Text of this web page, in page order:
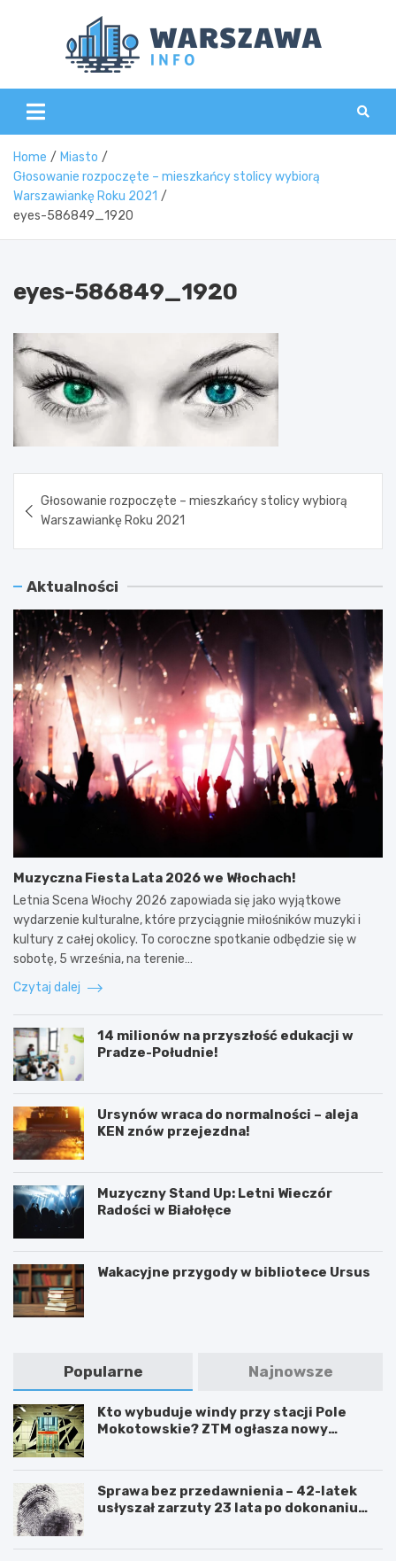
Home
Miasto
Głosowanie rozpoczęte – mieszkańcy stolicy wybiorą
Warszawiankę Roku 2021
eyes-586849_1920
eyes-586849_1920
wpisu
Głosowanie rozpoczęte – mieszkańcy stolicy wybiorą
Warszawiankę Roku 2021
Aktualności
Muzyczna Fiesta Lata 2026 we Włochach!
Letnia Scena Włochy 2026 zapowiada się jako wyjątkowe
wydarzenie kulturalne, które przyciągnie miłośników muzyki i
kultury z całej okolicy. To coroczne spotkanie odbędzie się w
sobotę, 5 września, na terenie…
Czytaj dalej
14 milionów na przyszłość edukacji w
Pradze-Południe!
Ursynów wraca do normalności – aleja
KEN znów przejezdna!
Muzyczny Stand Up: Letni Wieczór
Radości w Białołęce
Wakacyjne przygody w bibliotece Ursus
Popularne Najnowsze
Kto wybuduje windy przy stacji Pole
Mokotowskie? ZTM ogłasza nowy
Sprawa bez przedawnienia – 42-latek
usłyszał zarzuty 23 lata po dokonaniu